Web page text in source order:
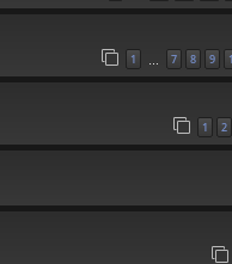
1 7 8 9
1 2